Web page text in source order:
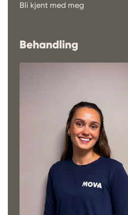
Bli kjent med meg
Behandling